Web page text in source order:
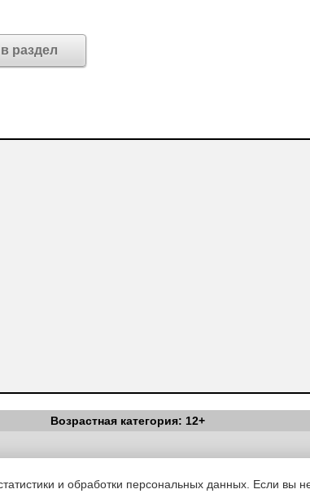
раздел
Возрастная категория: 12+
|Об издании|Условия|Политика
и обработки персональных данных. Если вы